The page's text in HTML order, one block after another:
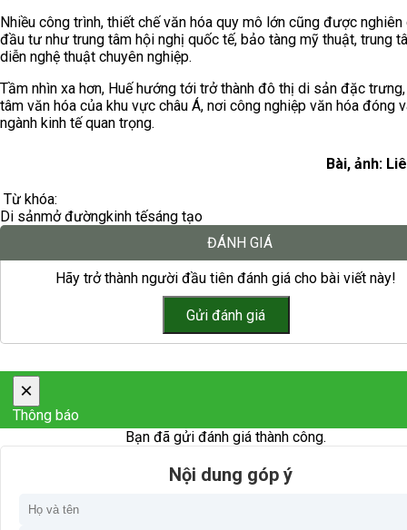
Nhiều công trình, thiết chế văn hóa quy mô lớn cũng được nghiên
đầu tư như trung tâm hội nghị quốc tế, bảo tàng mỹ thuật, trung
diễn nghệ thuật chuyên nghiệp.
Tầm nhìn xa hơn, Huế hướng tới trở thành đô thị di sản đặc
tâm văn hóa của khu vực châu Á, nơi công nghiệp văn hóa đóng
ngành kinh tế quan trọng.
Bài, ảnh:
Từ khóa:
Di sảnmở đườngkinh tếsáng tạo
ĐÁNH GIÁ
Hãy trở thành người đầu tiên đánh giá cho bài viết này!
×
Thông báo
Bạn đã gửi đánh giá thành công.
Nội dung góp ý